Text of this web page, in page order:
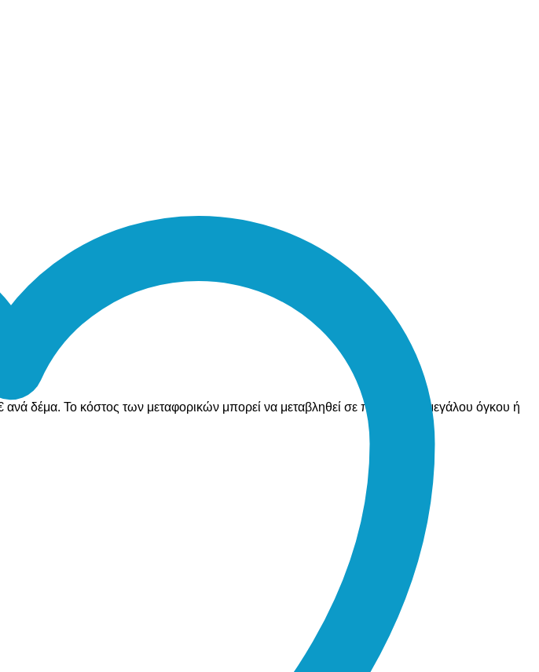
δέμα. Το κόστος των μεταφορικών μπορεί να μεταβληθεί σε περίπτωση μεγάλου όγκου ή